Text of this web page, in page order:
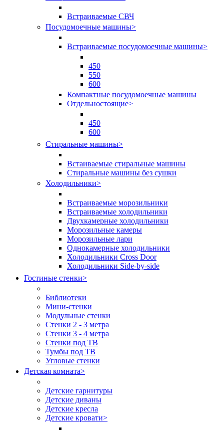
Встраиваемые СВЧ
Посудомоечные машины>
Встраиваемые посудомоечные машины>
450
550
600
Компактные посудомоечные машины
Отдельностоящие>
450
600
Стиральные машины>
Встаиваемые стиральные машины
Стиральные машины без сушки
Холодильники>
Встраиваемые морозильники
Встраиваемые холодильники
Двухкамерные холодильники
Морозильные камеры
Морозильные лари
Однокамерные холодильники
Холодильники Cross Door
Холодильники Side-by-side
Гостиные стенки>
Библиотеки
Мини-стенки
Модульные стенки
Стенки 2 - 3 метра
Стенки 3 - 4 метра
Стенки под ТВ
Тумбы под ТВ
Угловые стенки
Детская комната>
Детские гарнитуры
Детские диваны
Детские кресла
Детские кровати>